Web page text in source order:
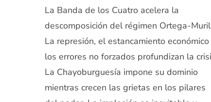
La Banda de los Cuatro acelera la
descomposición del régimen Ortega-
La represión, el estancamiento
los errores no forzados profundizan la
La Chayoburguesía impone su dominio
mientras crecen las grietas en los pilares